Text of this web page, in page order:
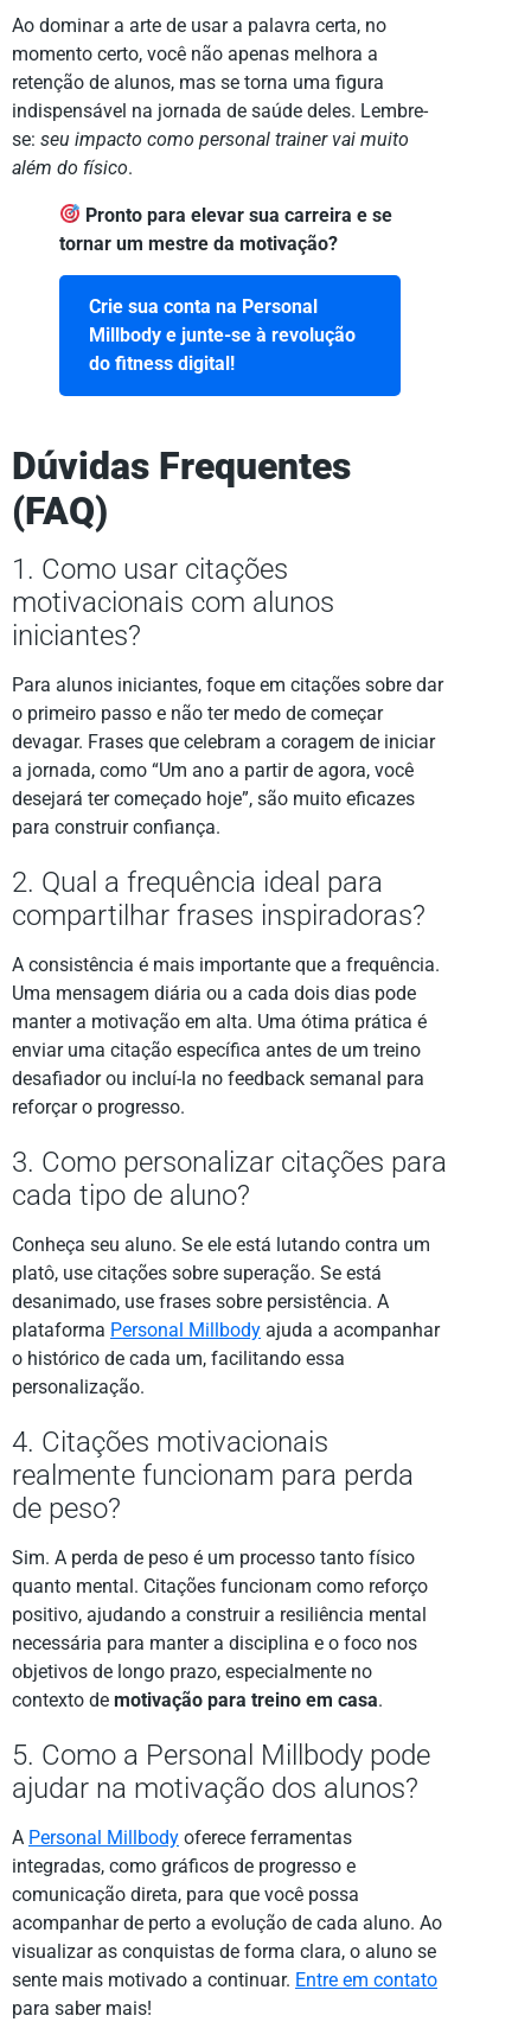
Ao dominar a arte de usar a palavra certa, no
momento certo, você não apenas melhora a
retenção de alunos, mas se torna uma figura
indispensável na jornada de saúde deles. Lembre-
se: seu impacto como personal trainer vai muito
além do físico.
Pronto para elevar sua carreira e se
tornar um mestre da motivação?
Crie sua conta na Personal
Millbody e junte-se à revolução
do fitness digital!
Dúvidas Frequentes
(FAQ)
1. Como usar citações
motivacionais com alunos
iniciantes?
Para alunos iniciantes, foque em citações sobre dar
o primeiro passo e não ter medo de começar
devagar. Frases que celebram a coragem de iniciar
a jornada, como “Um ano a partir de agora, você
desejará ter começado hoje”, são muito eficazes
para construir confiança.
2. Qual a frequência ideal para
compartilhar frases inspiradoras?
A consistência é mais importante que a frequência.
Uma mensagem diária ou a cada dois dias pode
manter a motivação em alta. Uma ótima prática é
enviar uma citação específica antes de um treino
desafiador ou incluí-la no feedback semanal para
reforçar o progresso.
3. Como personalizar citações para
cada tipo de aluno?
Conheça seu aluno. Se ele está lutando contra um
platô, use citações sobre superação. Se está
desanimado, use frases sobre persistência. A
plataforma Personal Millbody ajuda a acompanhar
o histórico de cada um, facilitando essa
personalização.
4. Citações motivacionais
realmente funcionam para perda
de peso?
Sim. A perda de peso é um processo tanto físico
quanto mental. Citações funcionam como reforço
positivo, ajudando a construir a resiliência mental
necessária para manter a disciplina e o foco nos
objetivos de longo prazo, especialmente no
contexto de motivação para treino em casa.
5. Como a Personal Millbody pode
ajudar na motivação dos alunos?
A Personal Millbody oferece ferramentas
integradas, como gráficos de progresso e
comunicação direta, para que você possa
acompanhar de perto a evolução de cada aluno. Ao
visualizar as conquistas de forma clara, o aluno se
sente mais motivado a continuar. Entre em contato
para saber mais!